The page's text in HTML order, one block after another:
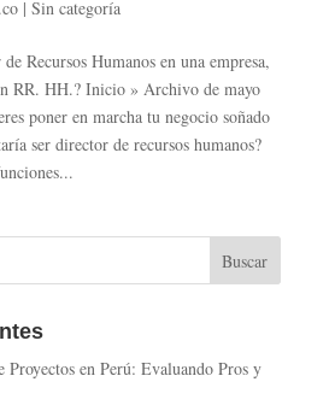
| Sin categoría
Recursos Humanos en una empresa,
RR. HH.? Inicio » Archivo de mayo
poner en marcha tu negocio soñado
ser director de recursos humanos?
Proyectos en Perú: Evaluando Pros y